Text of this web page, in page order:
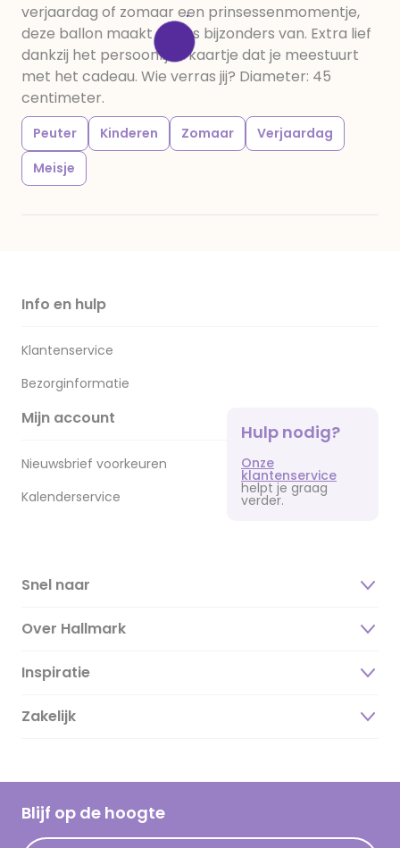
verjaardag of zomaar een prinsessenmomentje,
deze ballon maakt er iets bijzonders van. Extra lief
dankzij het persoonlijke kaartje dat je meestuurt
met het cadeau. Wie verras jij? Diameter: 45
centimeter.
Peuter Kinderen Zomaar
Verjaardag
Meisje
Info en hulp
Klantenservice
Bezorginformatie
Mijn account
Nieuwsbrief voorkeuren
Kalenderservice
Hulp nodig?
Onze
klantenservice
helpt je graag
verder.
Snel naar
Over Hallmark
Over ons
Duurzaamheid
Hallmark Kaartclub
Acties
Inspiratie
Magazine
Cadeau inspiratie
Kaartinspiratie
Zakelijk
Blijf op de hoogte